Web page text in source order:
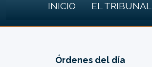
INICIO EL TRIBUNAL
Órdenes del día